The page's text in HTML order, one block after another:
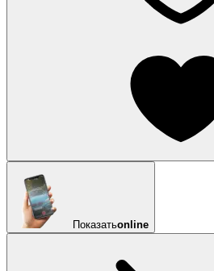
Показатьonline